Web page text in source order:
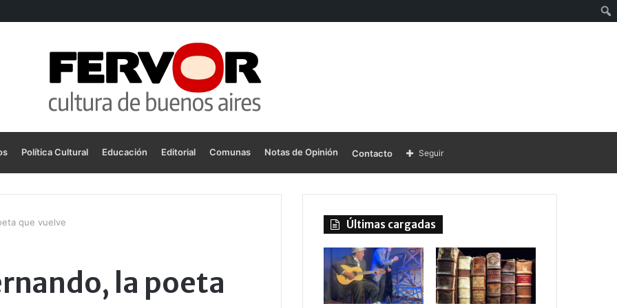
Política Cultural Educación Editorial Comunas Notas de Opinión Contacto Seguir
que vuelve
la poeta
Últimas cargadas